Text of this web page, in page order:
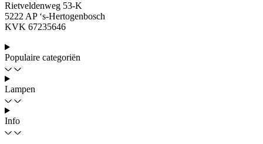
Rietveldenweg 53-K
5222 AP ‘s-Hertogenbosch
KVK 67235646
Populaire categoriën
Lampen
Info